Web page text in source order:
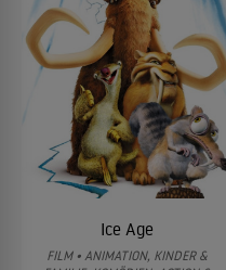
Ice Age
FILM • ANIMATION, KINDER &